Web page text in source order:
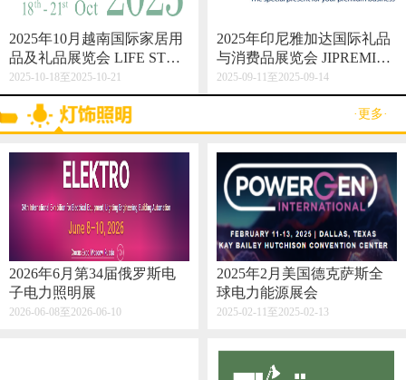
2025年10月越南国际家居用
品及礼品展览会 LIFE STYL
E VIETNAM 2025
2025-10-18至2025-10-21
2025年印尼雅加达国际礼品
与消费品展览会 JIPREMIU
M
2025-09-11至2025-09-14
·更多·
2026年6月第34届俄罗斯电
子电力照明展
2026-06-08至2026-06-10
2025年2月美国德克萨斯全
球电力能源展会
2025-02-11至2025-02-13